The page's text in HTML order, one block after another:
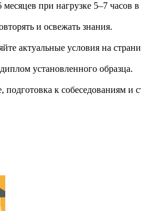
при нагрузке 5–7 часов
и освежать знания.
актуальные условия на
установленного образца.
к собеседованиям и